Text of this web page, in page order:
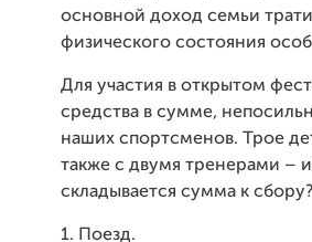
основной доход семьи
физического состояния
Для участия в открытом
средства в сумме,
наших спортсменов. Трое
также с двумя тренерами –
складывается сумма к сбору?
1. Поезд.